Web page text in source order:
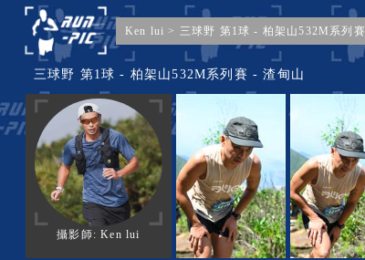
Ken lui > 三球野 第1球 - 柏架山532M系列賽
三球野 第1球 - 柏架山532M系列賽 - 渣甸山
攝影師: Ken lui